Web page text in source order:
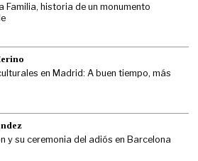
Familia, historia de un monumento
en Madrid: A buen tiempo, más
y su ceremonia del adiós en Barcelona